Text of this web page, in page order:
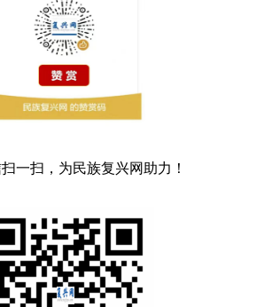
一扫，为民族复兴网助力！